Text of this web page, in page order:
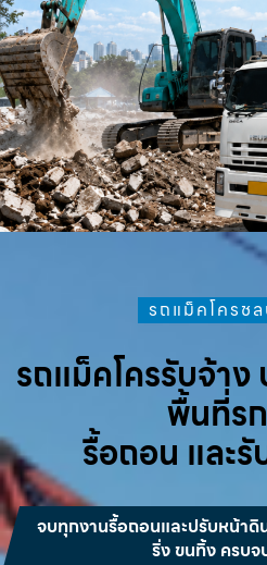
รถแม็คโครช
รถแม็คโครรับจ้าง
พื้นที่ร
รื้อถอน และ
จบทุกงานรื้อถอนและปรับหน้าดิ
ริ่ง ขนทิ้ง ครบจ